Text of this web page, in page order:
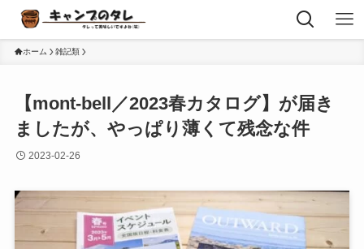
ホーム 雑記類
【mont-bell／2023春カタログ】が届き
ましたが、やっぱり薄くて残念な件
2023-02-26